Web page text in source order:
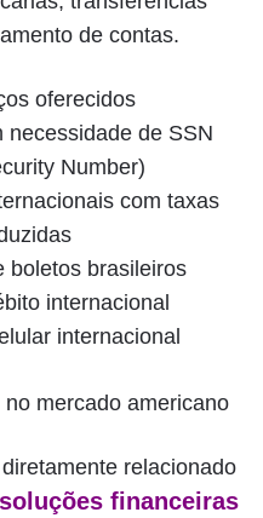
de contas.
oferecidos
necessidade de SSN
Number)
com taxas
boletos brasileiros
internacional
internacional
mercado americano
relacionado
soluções financeiras